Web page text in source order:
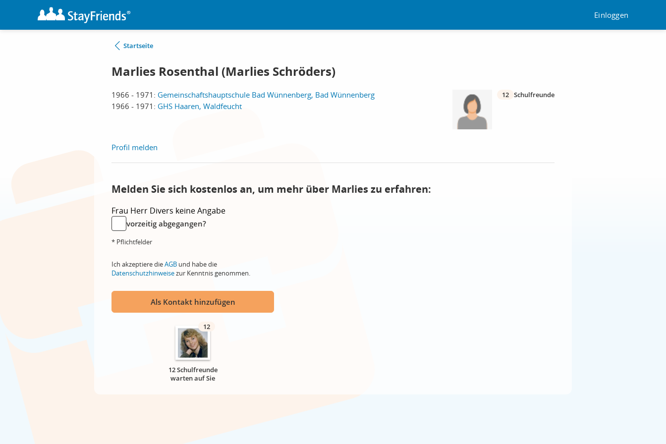
Einloggen
Startseite
Marlies Rosenthal (Marlies Schröders)
1966 - 1971: Gemeinschaftshauptschule Bad Wünnenberg, Bad Wünnenberg
1966 - 1971: GHS Haaren, Waldfeucht
12 Schulfreunde
Profil melden
Melden Sie sich kostenlos an, um mehr über Marlies zu erfahren:
Frau Herr Divers keine Angabe
vorzeitig abgegangen?
* Pflichtfelder
Ich akzeptiere dieAGB und habe die
Datenschutzhinweisezur Kenntnis genommen.
Als Kontakt hinzufügen
12
12 Schulfreunde
warten auf Sie